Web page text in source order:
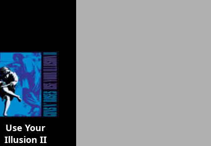
Use Your
Illusion II